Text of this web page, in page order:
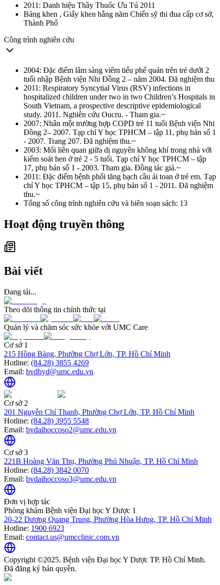
2011: Danh hiệu Thầy Thuốc Ưu Tú 2011
Bảng khen , Giấy khen hằng năm Chiến sỹ thi đua cấp cơ sở,
Thành Phố
Công trình nghiên cứu
2004: Đặc điểm lâm sàng viêm tiểu phế quản trên trẻ dưới 2
tuổi nhập Bệnh viện Nhi Đồng 2 – năm 2004. Đã nghiệm thu
2011: Respiratory Syncytial Virus (RSV) infections in
hospitalized children under two in two Children’s Hospitals in
South Vietnam, a prospective descriptive epidemiological
study. 2011. Nghiên cứu Oucru. - Tham gia.~
2007: Nhân một trường hợp COPD trẻ 11 tuổi Bệnh viện Nhi
Đồng 2– 2007. Tạp chí Y học TPHCM – tập 11, phụ bản số 1
- 2007. Trang 207. Đã nghiệm thu.~
2003: Mối liên quan giữa dị nguyên không khí trong nhà với
kiểm soát hen ở trẻ 2 - 5 tuổi. Tạp chí Y học TPHCM – tập
17, phụ bản số 1 - 2003. Tham gia. Đồng tác giả.~
2011: Đặc điểm bệnh phổi tăng bạch cầu ái toan ở trẻ em. Tạp
chí Y học TPHCM – tập 15, phụ bản số 1 - 2011. Đã nghiệm
thu.~
Tổng số công trình nghiên cứu và biên soạn sách: 13
Hoạt động truyền thông
Bài viết
Đang tải...
Theo dõi thông tin chính thức tại
Quản lý và chăm sóc sức khỏe với UMC Care
Cơ sở 1
215 Hồng Bàng, Phường Chợ Lớn, TP. Hồ Chí Minh
Hotline: (84.28) 3855 4269
Email: bvdhyd@umc.edu.vn
Cơ sở 2
201 Nguyễn Chí Thanh, Phường Chợ Lớn, TP. Hồ Chí Minh
Hotline: (84.28) 3955 5548
Email: bvdaihoccoso2@umc.edu.vn
Cơ sở 3
221B Hoàng Văn Thụ, Phường Phú Nhuận, TP. Hồ Chí Minh
Hotline: (84.28) 3842 0070
Email: bvdaihoccoso3@umc.edu.vn
Đơn vị hợp tác
Phòng khám Bệnh viện Đại học Y Dược 1
20-22 Dương Quang Trung, Phường Hòa Hưng, TP. Hồ Chí Minh
Hotline: 1900 6923
Email: contact.us@umcclinic.com.vn
Copyright ©2025. Bệnh viện Đại học Y Dược TP. Hồ Chí Minh.
Đã đăng ký bản quyền.